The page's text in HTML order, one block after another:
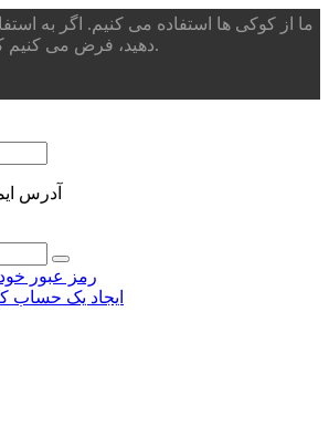
ما از کوکی ها استفاده می کنیم. اگر به
دهید، فرض می کنیم که از آن راضی هستید.
آدرس
رمز عبور
ایجاد یک حساب